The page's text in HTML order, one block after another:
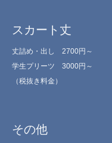
スカート丈
丈詰め・出し 2700円～
学生プリーツ 3000円～
（税抜き料金）
その他